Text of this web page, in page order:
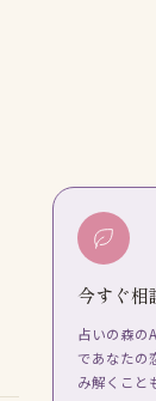
今すぐ相
占いの森の
であなたの
み解くこと